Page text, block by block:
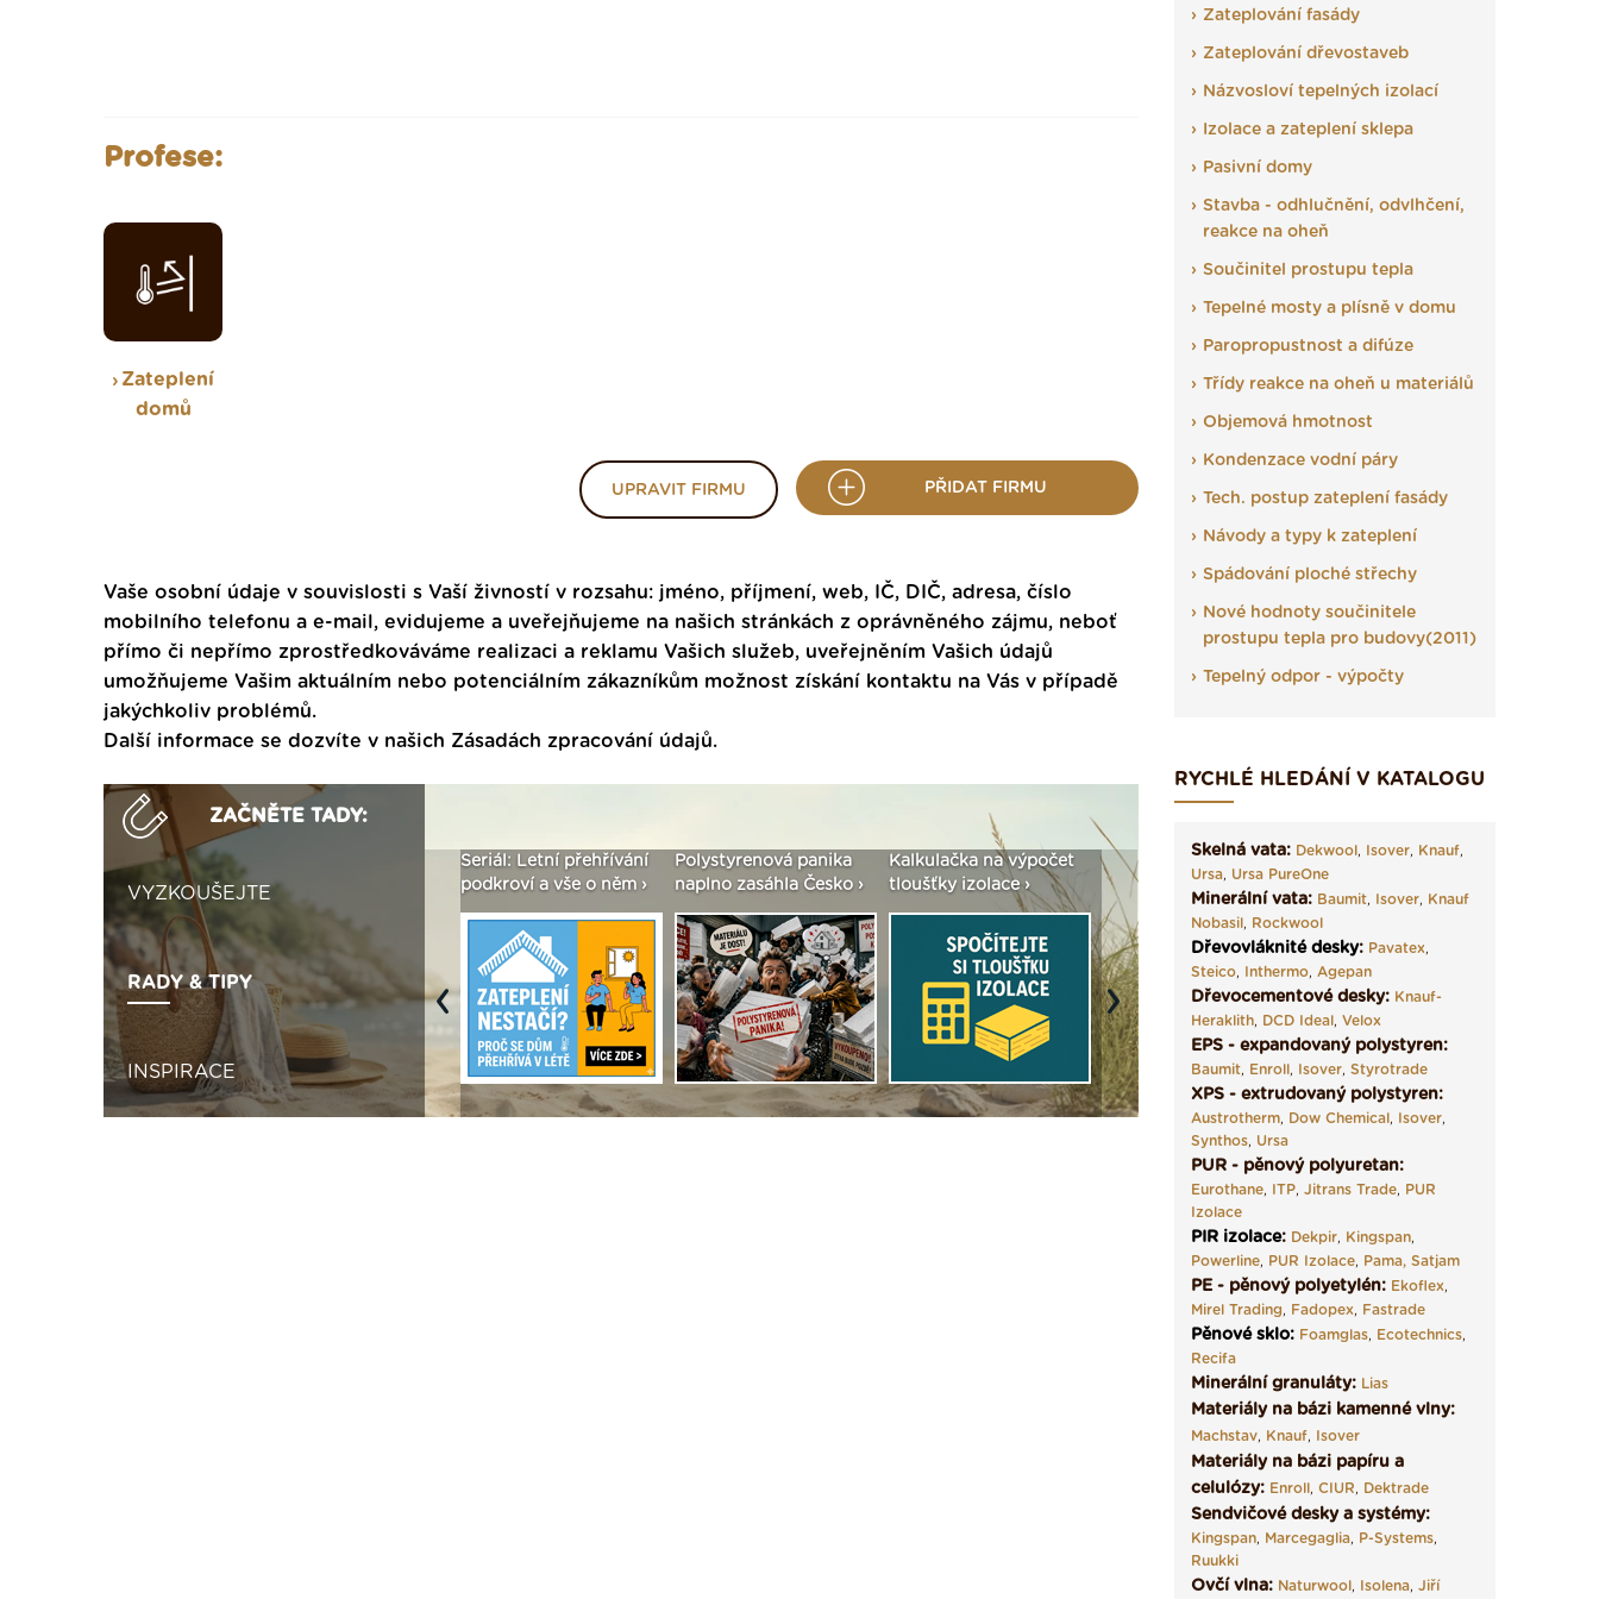
Profese:
Zateplení
domů
UPRAVIT FIRMU PŘIDAT FIRMU
Vaše osobní údaje v souvislosti s Vaší živností v rozsahu: jméno, příjmení, web, IČ, DIČ, adresa, číslo
mobilního telefonu a e-mail, evidujeme a uveřejňujeme na našich stránkách z oprávněného zájmu, neboť
přímo či nepřímo zprostředkováváme realizaci a reklamu Vašich služeb, uveřejněním Vašich údajů
umožňujeme Vašim aktuálním nebo potenciálním zákazníkům možnost získání kontaktu na Vás v případě
jakýchkoliv problémů.
Další informace se dozvíte v našich Zásadách zpracování údajů.
ZAČNĚTE TADY:
VYZKOUŠEJTE
RADY & TIPY
INSPIRACE
Vytvořte si vizualizaci
seženeme! ›
Seriál: Letní přehřívání
podkroví a vše o něm ›
Polystyrenová panika
naplno zasáhla Česko ›
Kalkulačka na výpočet
tloušťky izolace ›
Seriál: Fasády ETICS a
vše podstatné v kostce ›
Vyberte si izolaci a pak
Previous Next
Zateplování fasády
Zateplování dřevostaveb
Názvosloví tepelných izolací
Izolace a zateplení sklepa
Pasivní domy
Stavba - odhlučnění, odvlhčení,
reakce na oheň
Součinitel prostupu tepla
Tepelné mosty a plísně v domu
Paropropustnost a difúze
Třídy reakce na oheň u materiálů
Objemová hmotnost
Kondenzace vodní páry
Tech. postup zateplení fasády
Návody a typy k zateplení
Spádování ploché střechy
Nové hodnoty součinitele
prostupu tepla pro budovy(2011)
Tepelný odpor - výpočty
RYCHLÉ HLEDÁNÍ V KATALOGU
Skelná vata: Dekwool, Isover, Knauf,
Ursa, Ursa PureOne
Minerální vata: Baumit, Isover, Knauf
Nobasil, Rockwool
Dřevovláknité desky: Pavatex,
Steico, Inthermo, Agepan
Dřevocementové desky: Knauf-
Heraklith, DCD Ideal, Velox
EPS - expandovaný polystyren:
Baumit, Enroll, Isover, Styrotrade
XPS - extrudovaný polystyren:
Austrotherm, Dow Chemical, Isover,
Synthos, Ursa
PUR - pěnový polyuretan:
Eurothane, ITP, Jitrans Trade, PUR
Izolace
PIR izolace: Dekpir, Kingspan,
Powerline, PUR Izolace, Pama, Satjam
PE - pěnový polyetylén: Ekoflex,
Mirel Trading, Fadopex, Fastrade
Pěnové sklo: Foamglas, Ecotechnics,
Recifa
Minerální granuláty: Lias
Materiály na bázi kamenné vlny:
Machstav, Knauf, Isover
Materiály na bázi papíru a
celulózy: Enroll, CIUR, Dektrade
Sendvičové desky a systémy:
Kingspan, Marcegaglia, P-Systems,
Ruukki
Ovčí vlna: Naturwool, Isolena, Jiří